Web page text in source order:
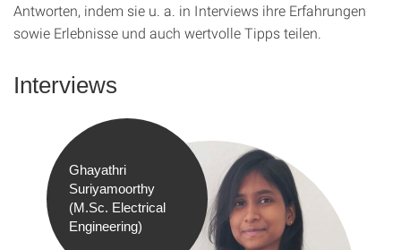
Antworten, indem sie u. a. in Interviews ihre Erfahrungen
sowie Erlebnisse und auch wertvolle Tipps teilen.
Interviews
Ghayathri
Suriyamoorthy
(M.Sc. Electrical
Engineering)